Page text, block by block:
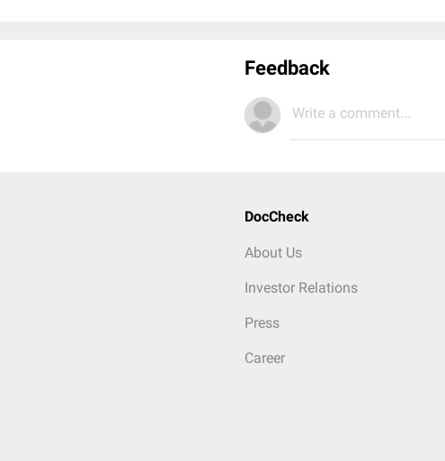
Feedback
Write a comment...
DocCheck
About Us
Investor Relations
Press
Career